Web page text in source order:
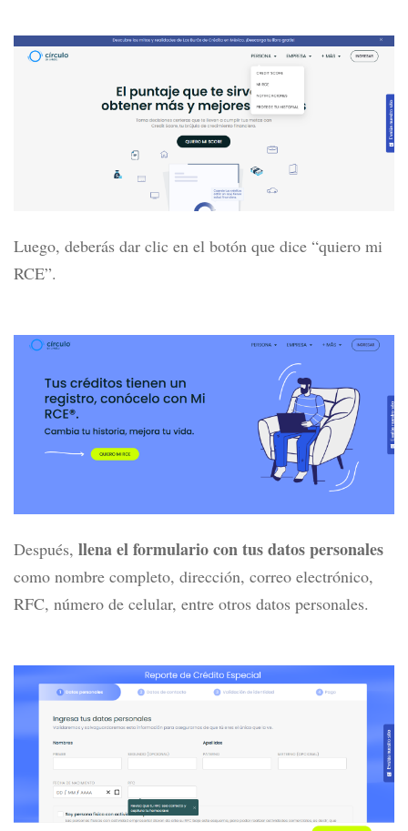
Luego, deberás dar clic en el botón que dice “quiero mi
RCE”.
Después, llena el formulario con tus datos personales
como nombre completo, dirección, correo electrónico,
RFC, número de celular, entre otros datos personales.